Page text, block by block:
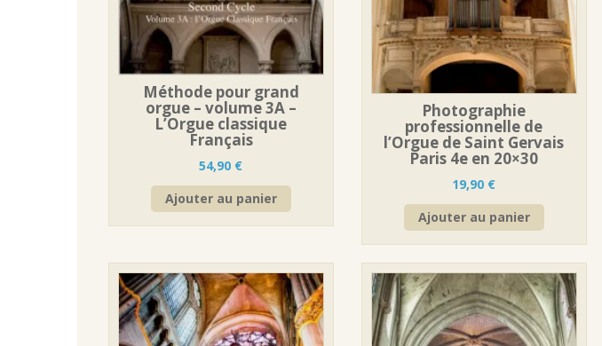
Méthode pour grand
orgue – volume 3A –
L’Orgue classique
Français
54,90 €
Ajouter au panier
Photographie
professionnelle de
l’Orgue de Saint Gervais
Paris 4e en 20×30
19,90 €
Ajouter au panier